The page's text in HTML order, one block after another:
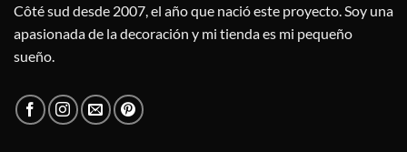
Côté sud desde 2007, el año que nació este proyecto. Soy una
apasionada de la decoración y mi tienda es mi pequeño
sueño.